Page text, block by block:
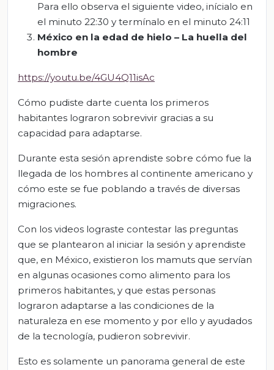
Para ello observa el siguiente video, inícialo en
el minuto 22:30 y termínalo en el minuto 24:11
México en la edad de hielo – La huella del
hombre
https://youtu.be/4GU4Q11isAc
Cómo pudiste darte cuenta los primeros
habitantes lograron sobrevivir gracias a su
capacidad para adaptarse.
Durante esta sesión aprendiste sobre cómo fue la
llegada de los hombres al continente americano y
cómo este se fue poblando a través de diversas
migraciones.
Con los videos lograste contestar las preguntas
que se plantearon al iniciar la sesión y aprendiste
que, en México, existieron los mamuts que servían
en algunas ocasiones como alimento para los
primeros habitantes, y que estas personas
lograron adaptarse a las condiciones de la
naturaleza en ese momento y por ello y ayudados
de la tecnología, pudieron sobrevivir.
Esto es solamente un panorama general de este